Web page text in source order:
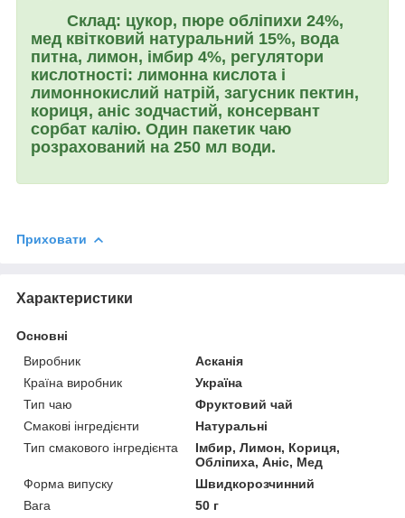
Склад: цукор, пюре обліпихи 24%,
мед квітковий натуральний 15%, вода
питна, лимон, імбир 4%, регулятори
кислотності: лимонна кислота і
лимоннокислий натрій, загусник пектин,
кориця, аніс зодчастий, консервант
сорбат калію. Один пакетик чаю
розрахований на 250 мл води.
Приховати
Характеристики
Основні
Виробник
Асканія
Країна виробник
Україна
Тип чаю
Фруктовий чай
Смакові інгредієнти
Натуральні
Тип смакового інгредієнта
Імбир, Лимон, Кориця,
Обліпиха, Аніс, Мед
Форма випуску
Швидкорозчинний
Вага
50 г